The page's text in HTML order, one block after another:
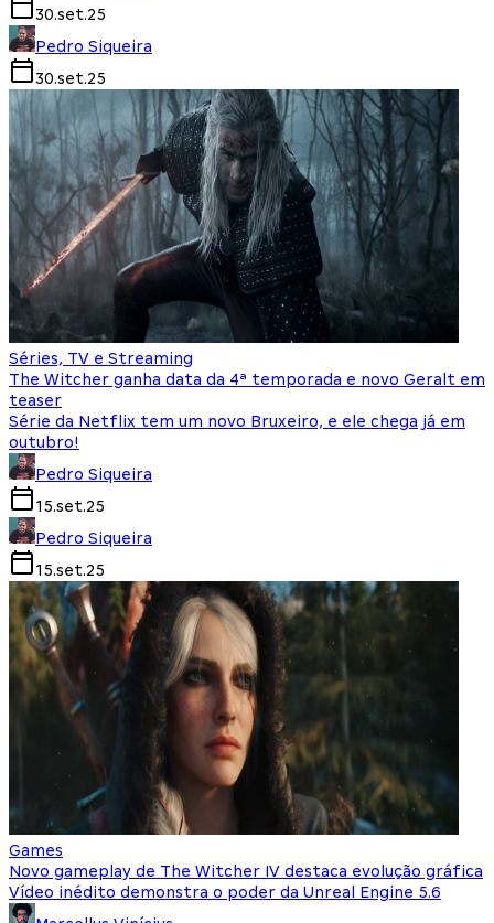
30.set.25
Pedro Siqueira
30.set.25
Séries, TV e Streaming
The Witcher ganha data da 4ª temporada e novo Geralt em
teaser
Série da Netflix tem um novo Bruxeiro, e ele chega já em
outubro!
Pedro Siqueira
15.set.25
Pedro Siqueira
15.set.25
Games
Novo gameplay de The Witcher IV destaca evolução gráfica
Vídeo inédito demonstra o poder da Unreal Engine 5.6